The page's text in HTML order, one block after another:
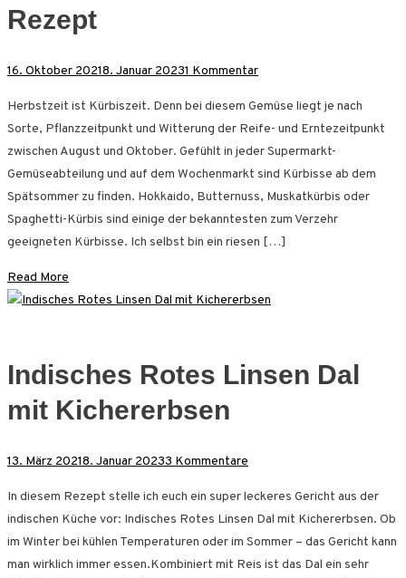
Rezept
16. Oktober 20218. Januar 20231 Kommentarzu
Rezept
Herbstzeit ist Kürbiszeit. Denn bei diesem Gemüse liegt je nach
Sorte, Pflanzzeitpunkt und Witterung der Reife- und Erntezeitpunkt
zwischen August und Oktober. Gefühlt in jeder Supermarkt-
Gemüseabteilung und auf dem Wochenmarkt sind Kürbisse ab dem
Spätsommer zu finden. Hokkaido, Butternuss, Muskatkürbis oder
Spaghetti-Kürbis sind einige der bekanntesten zum Verzehr
geeigneten Kürbisse. Ich selbst bin ein riesen […]
Read More
Indisches Rotes Linsen Dal
mit Kichererbsen
13. März 20218. Januar 20233 Kommentare
In diesem Rezept stelle ich euch ein super leckeres Gericht aus der
indischen Küche vor: Indisches Rotes Linsen Dal mit Kichererbsen. Ob
im Winter bei kühlen Temperaturen oder im Sommer – das Gericht kann
man wirklich immer essen.Kombiniert mit Reis ist das Dal ein sehr